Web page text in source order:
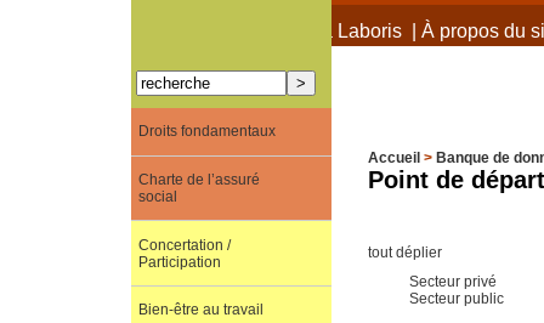
À propos de Terra Laboris| À propos du
Accueil > Banque de
Point de départ
tout déplier
Secteur privé
Secteur public
Droits fondamentaux
Charte de l’assuré
social
Concertation /
Participation
Bien-être au travail